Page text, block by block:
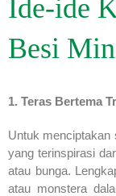
Ide-ide
Besi
1. Teras Bertema
Untuk menciptakan
yang terinspirasi
atau bunga.
atau monstera